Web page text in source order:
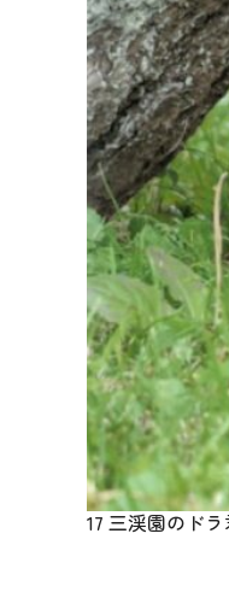
17 三渓園のドラ